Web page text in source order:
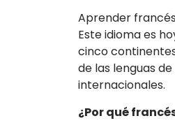
Aprender
Este idioma es
cinco
de las lenguas
internacionales.
¿Por qué